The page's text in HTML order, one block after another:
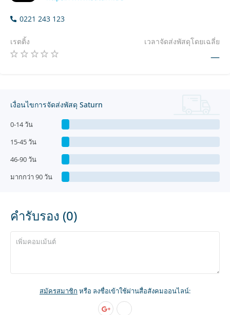
0221 243 123
เรตติ้ง เวลาจัดส่งพัสดุโดยเฉลี่ย
—
เงื่อนไขการจัดส่งพัสดุ Saturn
0-14 วัน
15-45 วัน
46-90 วัน
มากกว่า 90 วัน
คำรับรอง (0)
สมัครสมาชิก หรือ ลงชื่อเข้าใช้ผ่านสื่อสังคมออนไลน์: